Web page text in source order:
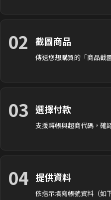
02 截圖商品
傳送您想購買的「商品截
03 選擇付款
支援轉帳與超商代碼，確
04 提供資料
依指示填寫帳號資料（如